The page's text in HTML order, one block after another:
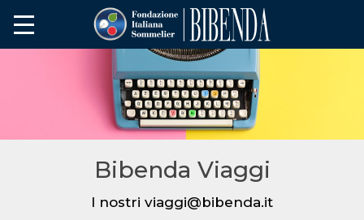
Bibenda Viaggi
I nostri viaggi@bibenda.it